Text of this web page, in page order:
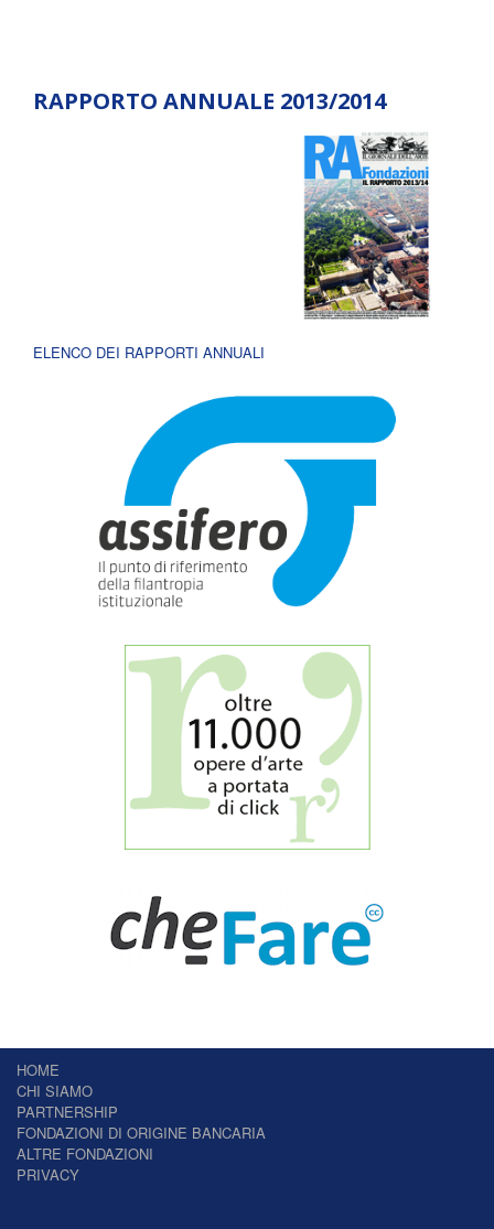
RAPPORTO ANNUALE 2013/2014
ELENCO DEI RAPPORTI ANNUALI
HOME
CHI SIAMO
PARTNERSHIP
FONDAZIONI DI ORIGINE BANCARIA
ALTRE FONDAZIONI
PRIVACY